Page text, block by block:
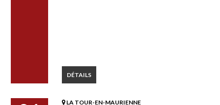
DÉTAILS
LA TOUR-EN-MAURIENNE